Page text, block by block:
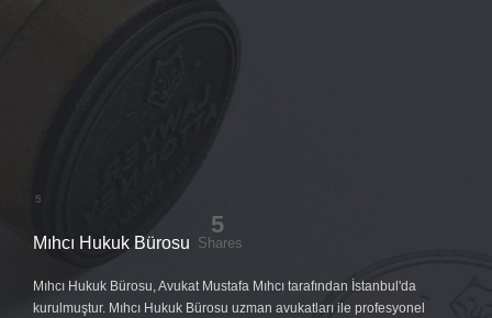
Mıhcı Hukuk Bürosu
Mıhcı Hukuk Bürosu, Avukat Mustafa Mıhcı tarafından İstanbul'da
kurulmuştur. Mıhcı Hukuk Bürosu uzman avukatları ile profesyonel